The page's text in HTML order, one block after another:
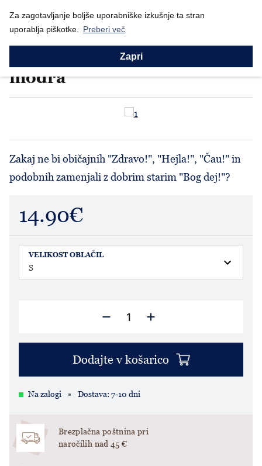
Za zagotavljanje boljše uporabniške izkušnje ta stran
uporablja piškotke.
Preberi več
Zapri
Nazaj
Prodajni program Moški Majice MAJICA "Bogdej" - mo...
MAJICA "Bogdej" - moška
modra
Zakaj ne bi običajnih "Zdravo!", "Hejla!", "Čau!" in
podobnih zamenjali z dobrim starim "Bog dej!"?
14.90€
VELIKOST OBLAČIL
Dodajte v košarico
Na zalogi Dostava: 7-10 dni
Brezplačna poštnina pri
naročilih nad 45 €